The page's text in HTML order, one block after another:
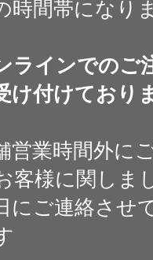
時間帯になり
ラインでのご
け付けており
営業時間外に
客様に関しま
にご連絡させ